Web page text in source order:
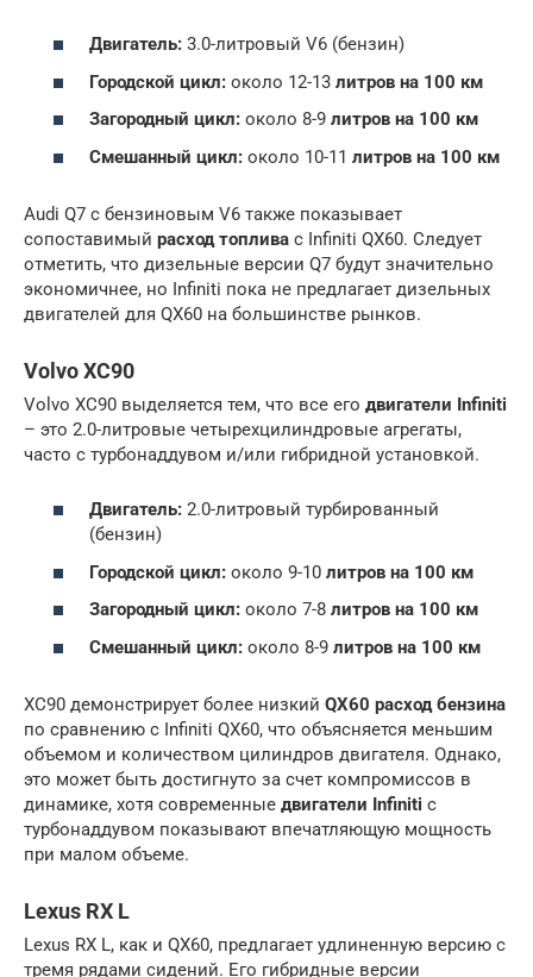
Двигатель: 3.0-литровый V6 (бензин)
Городской цикл: около 12-13 литров на 100 км
Загородный цикл: около 8-9 литров на 100 км
Смешанный цикл: около 10-11 литров на 100 км
Audi Q7 с бензиновым V6 также показывает
сопоставимый расход топлива с Infiniti QX60. Следует
отметить, что дизельные версии Q7 будут значительно
экономичнее, но Infiniti пока не предлагает дизельных
двигателей для QX60 на большинстве рынков.
Volvo XC90
Volvo XC90 выделяется тем, что все его двигатели Infiniti
– это 2.0-литровые четырехцилиндровые агрегаты,
часто с турбонаддувом и/или гибридной установкой.
Двигатель: 2.0-литровый турбированный
(бензин)
Городской цикл: около 9-10 литров на 100 км
Загородный цикл: около 7-8 литров на 100 км
Смешанный цикл: около 8-9 литров на 100 км
XC90 демонстрирует более низкий QX60 расход бензина
по сравнению с Infiniti QX60, что объясняется меньшим
объемом и количеством цилиндров двигателя. Однако,
это может быть достигнуто за счет компромиссов в
динамике, хотя современные двигатели Infiniti с
турбонаддувом показывают впечатляющую мощность
при малом объеме.
Lexus RX L
Lexus RX L, как и QX60, предлагает удлиненную версию с
тремя рядами сидений. Его гибридные версии